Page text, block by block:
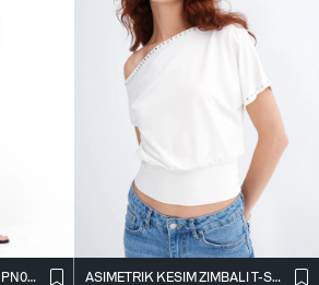
BELI LASTIKLI PANTOLON PN02286
ASIMETRIK KESIM ZIMBALI T-SHIRT P0994